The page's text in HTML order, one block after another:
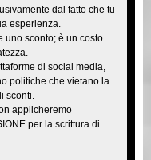
dal fatto che tu
esperienza.
uno sconto; è un costo
di social media,
politiche che vietano la
sconti.
applicheremo
per la scrittura di